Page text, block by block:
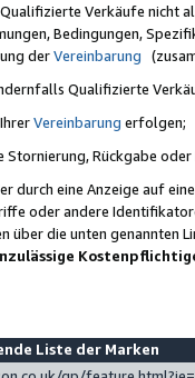
Verkäufe nicht
Bedingungen,
derVereinbarung
Qualifizierte
Vereinbarung erfolgen;
Rückgabe
durch eine Anzeige auf
oder andere
über die unten genannten
Liste der Marken